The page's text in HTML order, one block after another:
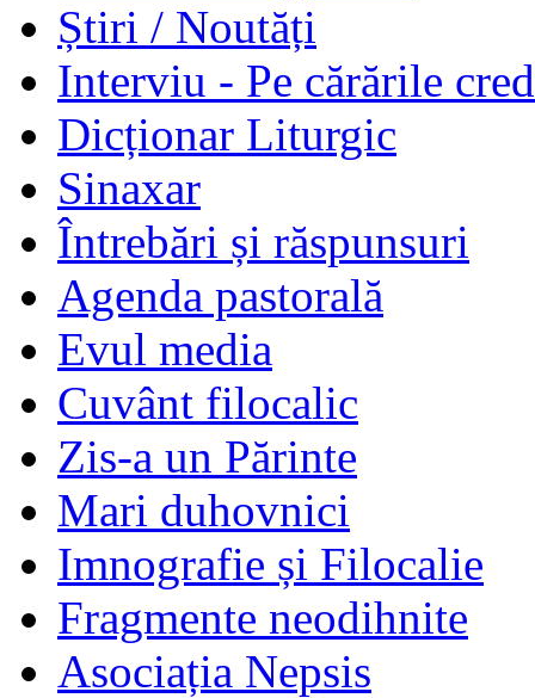
Știri / Noutăți
Interviu - Pe cărările
Dicționar Liturgic
Sinaxar
Întrebări și răspunsuri
Agenda pastorală
Evul media
Cuvânt filocalic
Zis-a un Părinte
Mari duhovnici
Imnografie și Filocalie
Fragmente neodihnite
Asociația Nepsis